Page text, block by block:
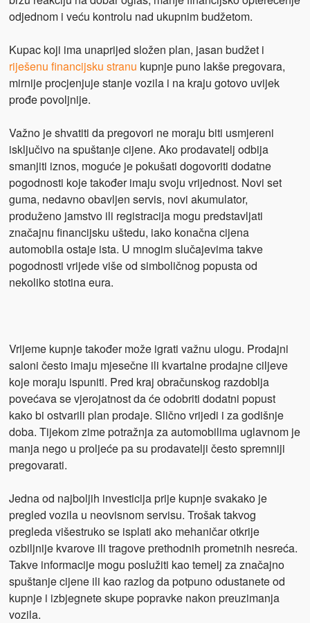
odjednom i veću kontrolu nad ukupnim budžetom.
Kupac koji ima unaprijed složen plan, jasan budžet i
riješenu financijsku stranu kupnje puno lakše pregovara,
mirnije procjenjuje stanje vozila i na kraju gotovo uvijek
prođe povoljnije.
Važno je shvatiti da pregovori ne moraju biti usmjereni
isključivo na spuštanje cijene. Ako prodavatelj odbija
smanjiti iznos, moguće je pokušati dogovoriti dodatne
pogodnosti koje također imaju svoju vrijednost. Novi set
guma, nedavno obavljen servis, novi akumulator,
produženo jamstvo ili registracija mogu predstavljati
značajnu financijsku uštedu, iako konačna cijena
automobila ostaje ista. U mnogim slučajevima takve
pogodnosti vrijede više od simboličnog popusta od
nekoliko stotina eura.
Vrijeme kupnje također može igrati važnu ulogu. Prodajni
saloni često imaju mjesečne ili kvartalne prodajne ciljeve
koje moraju ispuniti. Pred kraj obračunskog razdoblja
povećava se vjerojatnost da će odobriti dodatni popust
kako bi ostvarili plan prodaje. Slično vrijedi i za godišnje
doba. Tijekom zime potražnja za automobilima uglavnom je
manja nego u proljeće pa su prodavatelji često spremniji
pregovarati.
Jedna od najboljih investicija prije kupnje svakako je
pregled vozila u neovisnom servisu. Trošak takvog
pregleda višestruko se isplati ako mehaničar otkrije
ozbiljnije kvarove ili tragove prethodnih prometnih nesreća.
Takve informacije mogu poslužiti kao temelj za značajno
spuštanje cijene ili kao razlog da potpuno odustanete od
kupnje i izbjegnete skupe popravke nakon preuzimanja
vozila.